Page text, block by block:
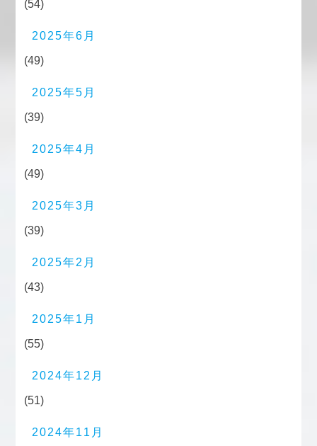
(54)
2025年6月
(49)
2025年5月
(39)
2025年4月
(49)
2025年3月
(39)
2025年2月
(43)
2025年1月
(55)
2024年12月
(51)
2024年11月